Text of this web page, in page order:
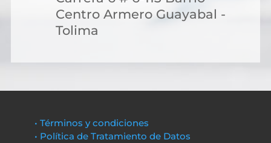
Centro Armero Guayabal -
Tolima
• Términos y condiciones
• Política de Tratamiento de Datos